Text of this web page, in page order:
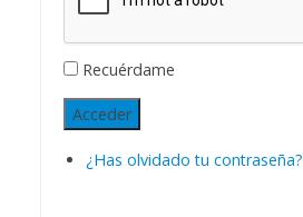
Recuérdame
Acceder
¿Has olvidado tu contraseña?